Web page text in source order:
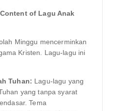
of Lagu Anak
Minggu mencerminkan
Kristen. Lagu-lagu ini
Tuhan: Lagu-lagu yang
yang tanpa syarat
Tema